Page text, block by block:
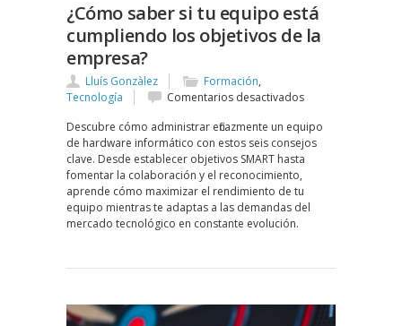
¿Cómo saber si tu equipo está
cumpliendo los objetivos de la
empresa?
Lluís Gonzàlez Formación,
Tecnología
Comentarios desactivadosen
saber
si
tu
cumpliendo
Descubre cómo administrar eficazmente un equipo
de hardware informático con estos seis consejos
clave. Desde establecer objetivos SMART hasta
fomentar la colaboración y el reconocimiento,
aprende cómo maximizar el rendimiento de tu
equipo mientras te adaptas a las demandas del
mercado tecnológico en constante evolución.